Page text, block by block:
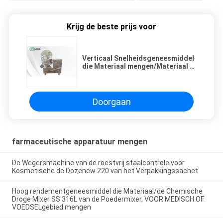
Krijg de beste prijs voor
Verticaal Snelheidsgeneesmiddel
die Materiaal mengen/Materiaal f-
Doorgaan
farmaceutische apparatuur mengen
De Wegersmachine van de roestvrij staalcontrole voor
Kosmetische de Dozenew 220 van het Verpakkingssachet
Hoog rendementgeneesmiddel die Materiaal/de Chemische
Droge Mixer SS 316L van de Poedermixer, VOOR MEDISCH OF
VOEDSELgebied mengen